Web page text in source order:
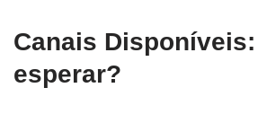
Canais
esperar?